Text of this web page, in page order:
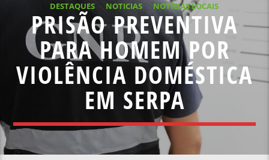
DESTAQUES NOTICIAS
NOTÍCIAS LOCAIS
NOTÍCIAS NACIONAIS
PRISÃO PREVENTIVA
PARA HOMEM POR
VIOLÊNCIA DOMÉSTICA
EM SERPA